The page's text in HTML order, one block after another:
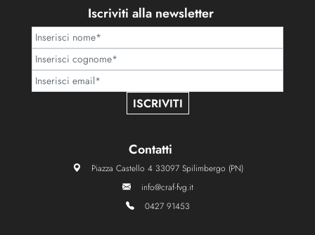
Contatti
Piazza Castello 4 33097 Spilimbergo (PN)
info@craf-fvg.it
0427 91453
Iscriviti alla newsletter
ISCRIVITI